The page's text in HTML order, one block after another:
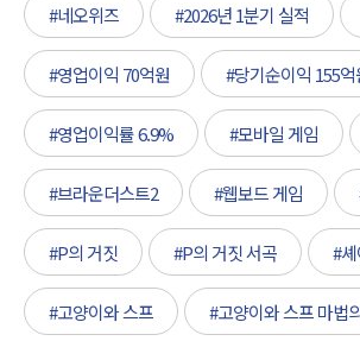
#네오위즈 #2026년 1분기 실적
#영업이익 70억원 #당기순이익 155억
#영업이익률 6.9% #모바일 게임
#브라운더스트2 #웹보드 게임
#P의 거짓 #P의 거짓 서곡 #
#고양이와 스프 #고양이와 스프 마법